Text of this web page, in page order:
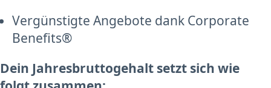
Vergünstigte Angebote dank Corporate
Benefits®
Dein Jahresbruttogehalt setzt sich wie